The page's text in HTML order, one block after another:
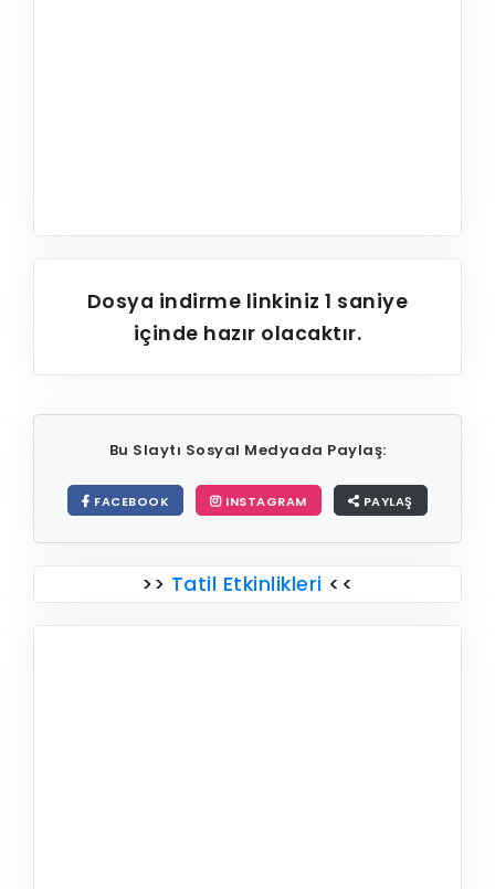
Dosya indirme linkiniz1 saniye
içinde hazır olacaktır.
Bu Slaytı Sosyal Medyada Paylaş:
FACEBOOK INSTAGRAM PAYLAŞ
>> Tatil Etkinlikleri <<